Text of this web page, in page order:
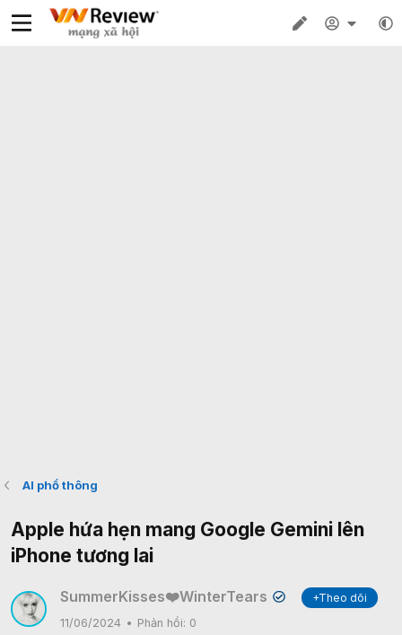
AI phổ thông
Apple hứa hẹn mang Google Gemini lên
iPhone tương lai
SummerKisses❤️WinterTears ✔
+Theo dõi
11/06/2024
Phản hồi: 0